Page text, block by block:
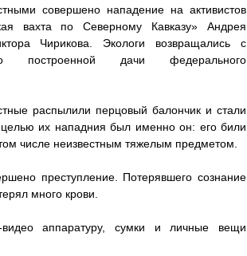
совершено нападение на активистов
вахта по Северному Кавказу» Андрея
Чирикова. Экологи возвращались с
построенной дачи федерального
распылили перцовый балончик и стали
их нападния был именно он: его били
числе неизвестным тяжелым предметом.
преступление. Потерявшего сознание
много крови.
аппаратуру, сумки и личные вещи